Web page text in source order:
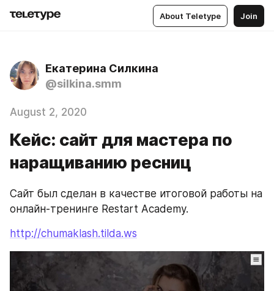
About Teletype Join
Екатерина Силкина
@silkina.smm
August 2, 2020
Кейс: сайт для мастера по
наращиванию ресниц
Сайт был сделан в качестве итоговой работы на
онлайн-тренинге Restart Academy.
http://chumaklash.tilda.ws